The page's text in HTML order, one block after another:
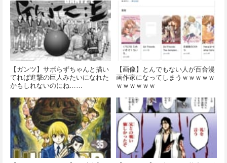
【ガンツ】サボらずちゃんと描い
てれば進撃の巨人みたいになれた
かもしれないのにね……
【画像】とんでもない人が百合漫
画作家になってしまうｗｗｗｗｗ
ｗｗｗｗｗｗ